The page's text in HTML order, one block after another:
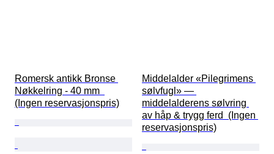
Romersk antikk Bronse
Nøkkelring - 40 mm
(Ingen reservasjonspris)
Middelalder «Pilegrimens
sølvfugl» —
middelalderens sølvring
av håp & trygg ferd  (Ingen
reservasjonspris)